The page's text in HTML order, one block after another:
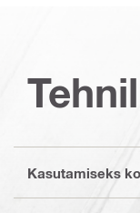
Kasutamiseks